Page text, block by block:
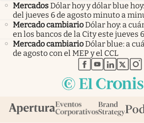
MercadosDólar hoy y dólar blue
del jueves 6 de agosto minuto a
Mercado cambiarioDólar hoy: a
en los bancos de la City este jueves
Mercado cambiarioDólar blue: a
de agosto con el MEP y el CCL
abre en nueva
abre enabre en